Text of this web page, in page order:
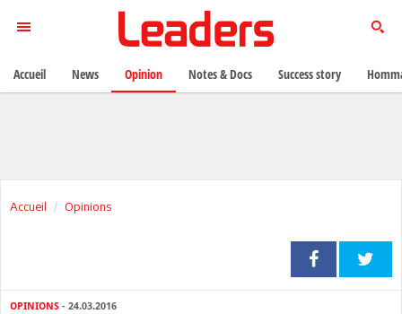
Accueil Opinions
OPINIONS - 24.03.2016
Accueil News Opinion Notes & Docs Success story